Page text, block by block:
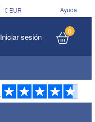
€ EUR Ayuda
Iniciar sesión
0